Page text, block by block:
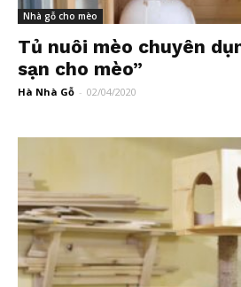
Nhà gỗ cho mèo
Tủ nuôi mèo chuyên
sạn cho mèo”
Hà Nhà Gỗ - 02/04/2020